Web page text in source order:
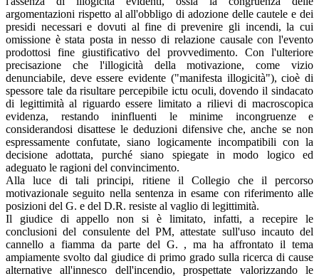
argomentazioni rispetto al all'obbligo di adozione delle cautele e dei
presidi necessari e dovuti al fine di prevenire gli incendi, la cui
omissione è stata posta in nesso di relazione causale con l'evento
prodottosi fine giustificativo del provvedimento. Con l'ulteriore
precisazione che l'illogicità della motivazione, come vizio
denunciabile, deve essere evidente ("manifesta illogicità"), cioè di
spessore tale da risultare percepibile ictu oculi, dovendo il sindacato
di legittimità al riguardo essere limitato a rilievi di macroscopica
evidenza, restando ininfluenti le minime incongruenze e
considerandosi disattese le deduzioni difensive che, anche se non
espressamente confutate, siano logicamente incompatibili con la
decisione adottata, purché siano spiegate in modo logico ed
adeguato le ragioni del convincimento.
Alla luce di tali principi, ritiene il Collegio che il percorso
motivazionale seguito nella sentenza in esame con riferimento alle
posizioni del G. e del D.R. resiste al vaglio di legittimità.
Il giudice di appello non si è limitato, infatti, a recepire le
conclusioni del consulente del PM, attestate sull'uso incauto del
cannello a fiamma da parte del G. , ma ha affrontato il tema
ampiamente svolto dal giudice di primo grado sulla ricerca di cause
alternative all'innesco dell'incendio, prospettate valorizzando le